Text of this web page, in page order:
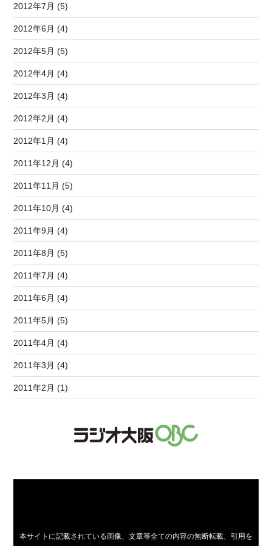
2012年7月 (5)
2012年6月 (4)
2012年5月 (5)
2012年4月 (4)
2012年3月 (4)
2012年2月 (4)
2012年1月 (4)
2011年12月 (4)
2011年11月 (5)
2011年10月 (4)
2011年9月 (4)
2011年8月 (5)
2011年7月 (4)
2011年6月 (4)
2011年5月 (5)
2011年4月 (4)
2011年3月 (4)
2011年2月 (1)
本サイトに記載されている画像、文章等全ての内容の無断転載、引用を